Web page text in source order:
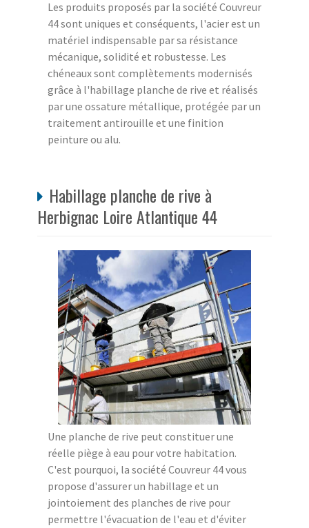
Les produits proposés par la société Couvreur
44 sont uniques et conséquents, l'acier est un
matériel indispensable par sa résistance
mécanique, solidité et robustesse. Les
chéneaux sont complètements modernisés
grâce à l'habillage planche de rive et réalisés
par une ossature métallique, protégée par un
traitement antirouille et une finition
peinture ou alu.
Habillage planche de rive à
Herbignac Loire Atlantique 44
Une planche de rive peut constituer une
réelle piège à eau pour votre habitation.
C'est pourquoi, la société Couvreur 44 vous
propose d'assurer un habillage et un
jointoiement des planches de rive pour
permettre l'évacuation de l'eau et d'éviter